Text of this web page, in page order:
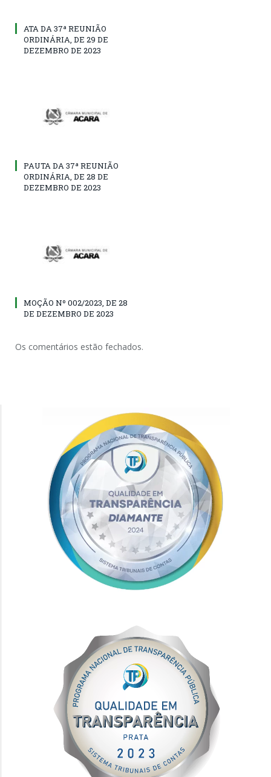
ATA DA 37ª REUNIÃO
ORDINÁRIA, DE 29 DE
DEZEMBRO DE 2023
PAUTA DA 37ª REUNIÃO
ORDINÁRIA, DE 28 DE
DEZEMBRO DE 2023
MOÇÃO Nº 002/2023, DE 28
DE DEZEMBRO DE 2023
Os comentários estão fechados.